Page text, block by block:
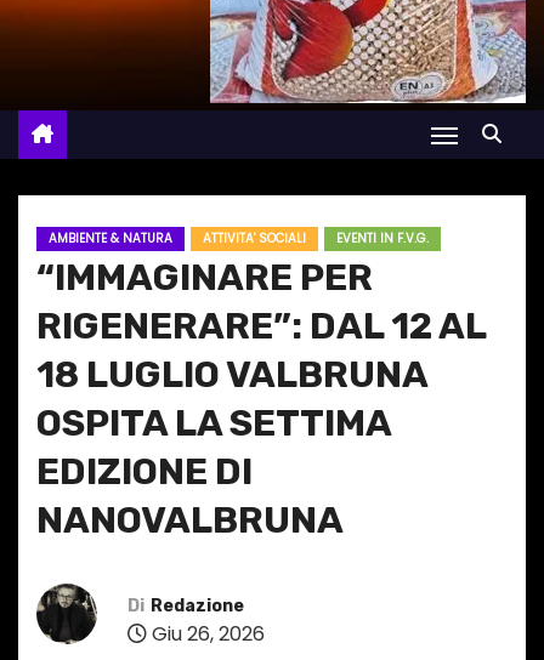
AMBIENTE & NATURA ATTIVITA' SOCIALI EVENTI IN F.V.G.
“IMMAGINARE PER
RIGENERARE”: DAL 12 AL
18 LUGLIO VALBRUNA
OSPITA LA SETTIMA
EDIZIONE DI
NANOVALBRUNA
Di Redazione
Giu 26, 2026